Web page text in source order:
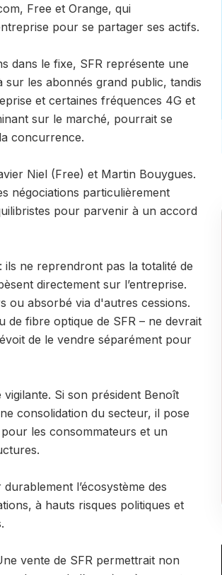
Free et Orange, qui
pour se partager ses actifs.
dans le fixe, SFR représente une
sur les abonnés grand public, tandis
et certaines fréquences 4G et
sur le marché, pourrait se
concurrence.
Niel (Free) et Martin Bouygues.
négociations particulièrement
pour parvenir à un accord
ne reprendront pas la totalité de
directement sur l’entreprise.
ou absorbé via d'autres cessions.
de fibre optique de SFR – ne devrait
de le vendre séparément pour
Si son président Benoît
consolidation du secteur, il pose
les consommateurs et un
l’écosystème des
à hauts risques politiques et
vente de SFR permettrait non